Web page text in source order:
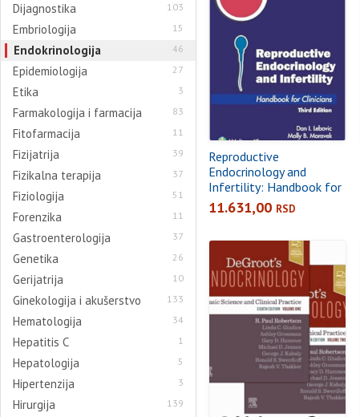
Dijagnostika 103
Embriologija 15
Endokrinologija 46
Epidemiologija 27
Etika 3
Farmakologija i farmacija 83
Fitofarmacija 11
Fizijatrija 39
Fizikalna terapija 37
Fiziologija 51
Forenzika 11
Gastroenterologija 37
Genetika 26
Gerijatrija 10
Ginekologija i akušerstvo 133
Hematologija 34
Hepatitis C 1
Hepatologija 5
Hipertenzija 3
Hirurgija 139
Reproductive
Endocrinology and
Infertility: Handbook for
Clinicians 3rd ed.
11.631,00 RSD